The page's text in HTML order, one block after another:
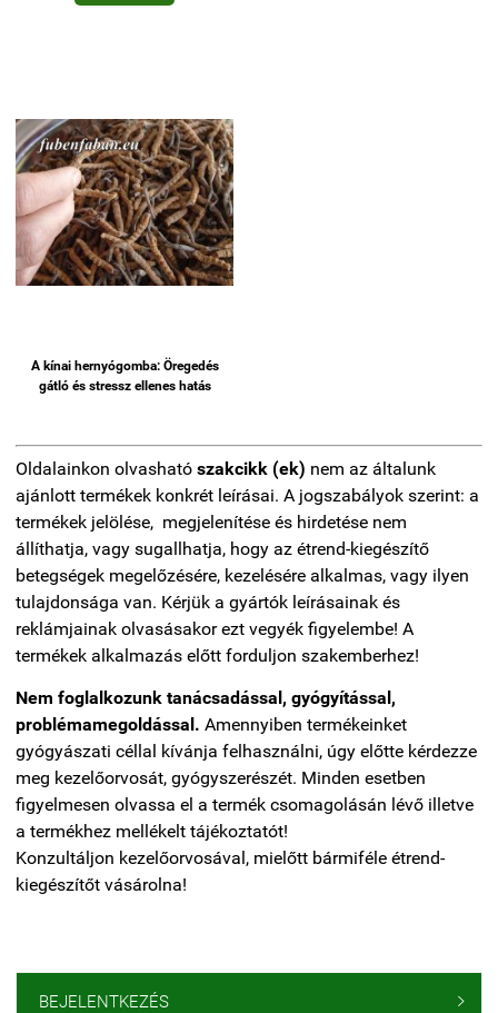
A kínai hernyógomba: Öregedés
gátló és stressz ellenes hatás
Oldalainkon olvasható szakcikk (ek) nem az általunk
ajánlott termékek konkrét leírásai. A jogszabályok szerint: a
termékek jelölése, megjelenítése és hirdetése nem
állíthatja, vagy sugallhatja, hogy az étrend-kiegészítő
betegségek megelőzésére, kezelésére alkalmas, vagy ilyen
tulajdonsága van. Kérjük a gyártók leírásainak és
reklámjainak olvasásakor ezt vegyék figyelembe! A
termékek alkalmazás előtt forduljon szakemberhez!
Nem foglalkozunk tanácsadással, gyógyítással,
problémamegoldással. Amennyiben termékeinket
gyógyászati céllal kívánja felhasználni, úgy előtte kérdezze
meg kezelőorvosát, gyógyszerészét. Minden esetben
figyelmesen olvassa el a termék csomagolásán lévő illetve
a termékhez mellékelt tájékoztatót!
Konzultáljon kezelőorvosával, mielőtt bármiféle étrend-
kiegészítőt vásárolna!
BEJELENTKEZÉS 